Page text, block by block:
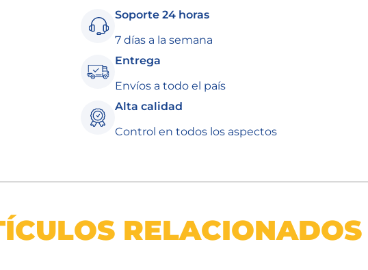
Soporte 24 horas
7 días a la semana
Entrega
Envíos a todo el país
Alta calidad
Control en todos los aspectos
RELACIONADOS